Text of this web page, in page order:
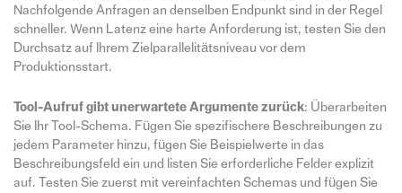
Nachfolgende Anfragen an denselben Endpunkt sind in der Regel
schneller. Wenn Latenz eine harte Anforderung ist, testen Sie den
Durchsatz auf Ihrem Zielparallelitätsniveau vor dem
Produktionsstart.
Tool-Aufruf gibt unerwartete Argumente zurück: Überarbeiten
Sie Ihr Tool-Schema. Fügen Sie spezifischere Beschreibungen zu
jedem Parameter hinzu, fügen Sie Beispielwerte in das
Beschreibungsfeld ein und listen Sie erforderliche Felder explizit
auf. Testen Sie zuerst mit vereinfachten Schemas und fügen Sie